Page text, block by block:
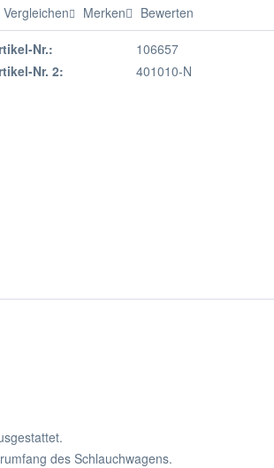
Vergleichen Merken Bewerten
Nr.:
106657
Nr. 2:
401010-N
des Schlauchwagens.